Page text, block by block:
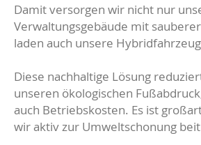
Damit versorgen wir nicht nur
Verwaltungsgebäude mit
laden auch unsere
Diese nachhaltige Lösung
unseren ökologischen
auch Betriebskosten. Es ist
wir aktiv zur Umweltschonung